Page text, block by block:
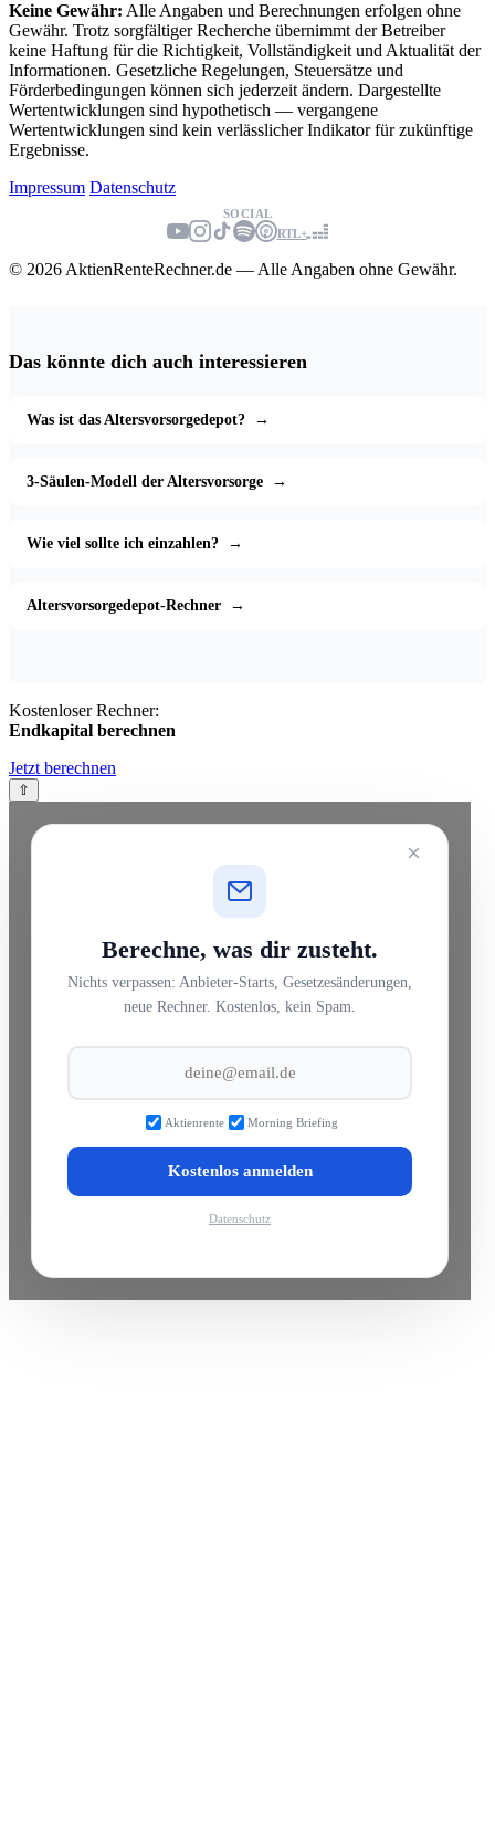
Keine Gewähr: Alle Angaben und Berechnungen erfolgen ohne
Gewähr. Trotz sorgfältiger Recherche übernimmt der Betreiber
keine Haftung für die Richtigkeit, Vollständigkeit und Aktualität der
Informationen. Gesetzliche Regelungen, Steuersätze und
Förderbedingungen können sich jederzeit ändern. Dargestellte
Wertentwicklungen sind hypothetisch — vergangene
Wertentwicklungen sind kein verlässlicher Indikator für zukünftige
Ergebnisse.
Impressum Datenschutz
SOCIAL
RTL+
© 2026 AktienRenteRechner.de — Alle Angaben ohne Gewähr.
Das könnte dich auch interessieren
Was ist das Altersvorsorgedepot? →
3-Säulen-Modell der Altersvorsorge →
Wie viel sollte ich einzahlen? →
Altersvorsorgedepot-Rechner →
Kostenloser Rechner:
Endkapital berechnen
Jetzt berechnen
⇧
×
Berechne, was dir zusteht.
Nichts verpassen: Anbieter-Starts, Gesetzesänderungen,
neue Rechner. Kostenlos, kein Spam.
Aktienrente Morning Briefing
Kostenlos anmelden
Datenschutz